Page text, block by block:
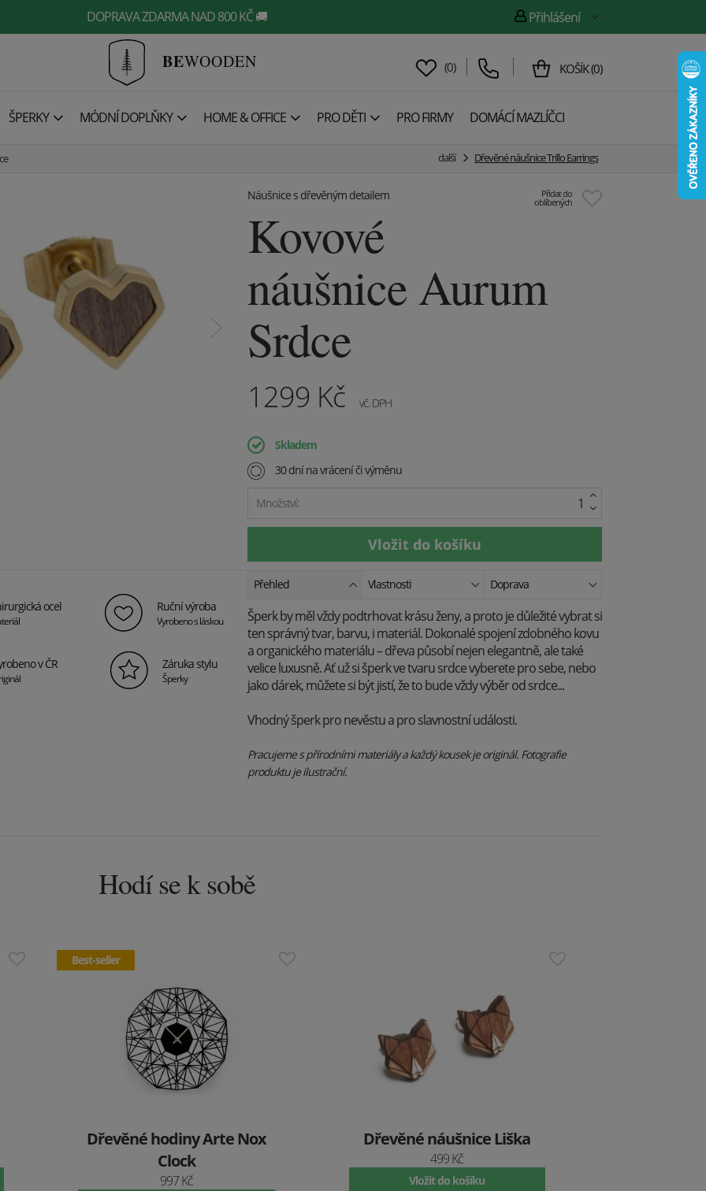
DOPRAVA ZDARMA NAD 800 KČ 🚚 Přihlášení
BEWOODEN (0) KOŠÍK(0)
ŠPERKY MÓDNÍ DOPLŇKY HOME & OFFICE PRO DĚTI PRO FIRMY DOMÁCÍ MAZLÍČCI
další Dřevěné náušnice Trillo Earrings
Přidat do
oblíbených
Náušnice s dřevěným detailem
Kovové
náušnice Aurum
Srdce
1299 Kč vč. DPH
Skladem
30 dní na vrácení či výměnu
Množství:
ocel Ruční výroba
Vyrobeno s láskou
v ČR Záruka stylu
Šperky
Přehled Vlastnosti Doprava
Šperk by měl vždy podtrhovat krásu ženy, a proto je důležité vybrat si
ten správný tvar, barvu, i materiál. Dokonalé spojení zdobného kovu
a organického materiálu – dřeva působí nejen elegantně, ale také
velice luxusně. Ať už si šperk ve tvaru srdce vyberete pro sebe, nebo
jako dárek, můžete si být jistí, že to bude vždy výběr od srdce...
Vhodný šperk pro nevěstu a pro slavnostní události.
Pracujeme s přírodními materiály a každý kousek je originál. Fotografie
produktu je ilustrační.
Hodí se k sobě
Best-seller
Dřevěné hodiny Arte Nox
Clock
997 Kč
Dřevěné náušnice Liška
499 Kč
Vložit do košíku